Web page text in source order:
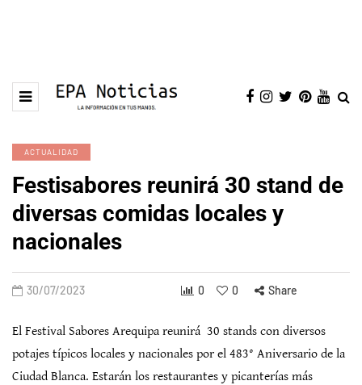
ACTUALIDAD
Festisabores reunirá 30 stand de
diversas comidas locales y
nacionales
30/07/2023 0 0 Share
El Festival Sabores Arequipa reunirá 30 stands con diversos
potajes típicos locales y nacionales por el 483° Aniversario de la
Ciudad Blanca. Estarán los restaurantes y picanterías más